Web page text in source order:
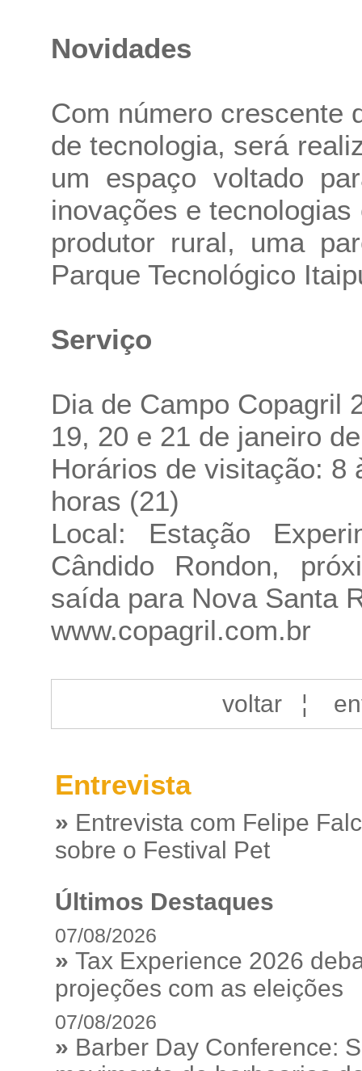
Novidades
Com número crescente
de tecnologia, será
um espaço voltado
inovações e
produtor rural, uma
Parque Tecnológico
Serviço
Dia de Campo Copagril
19, 20 e 21 de janeiro
Horários de visitação: 8
horas (21)
Local: Estação
Cândido Rondon,
saída para Nova Santa
www.copagril.com.br
voltar¦
Entrevista
» Entrevista com Felipe
sobre o Festival Pet
Últimos Destaques
07/08/2026
» Tax Experience 2026
projeções com as eleições
07/08/2026
» Barber Day Conference: